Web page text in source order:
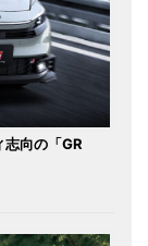
志向の「GR